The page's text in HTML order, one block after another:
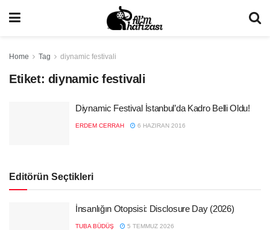
Home Tag diynamic festivali
Etiket: diynamic festivali
Diynamic Festival İstanbul’da Kadro Belli Oldu!
ERDEM CERRAH 6 HAZIRAN 2016
Editörün Seçtikleri
İnsanlığın Otopsisi: Disclosure Day (2026)
TUBA BÜDÜŞ 5 TEMMUZ 2026